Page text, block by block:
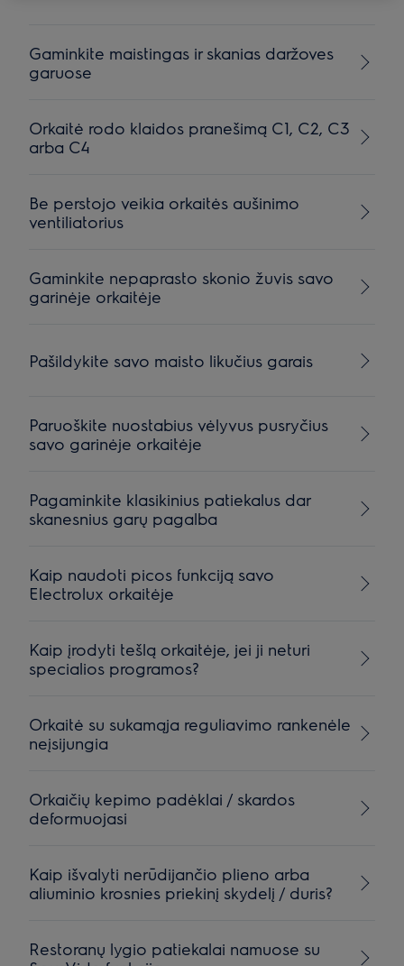
Gaminkite maistingas ir skanias daržoves
garuose
Orkaitė rodo klaidos pranešimą C1, C2, C3
arba C4
Be perstojo veikia orkaitės aušinimo
ventiliatorius
Gaminkite nepaprasto skonio žuvis savo
garinėje orkaitėje
Pašildykite savo maisto likučius garais
Paruoškite nuostabius vėlyvus pusryčius
savo garinėje orkaitėje
Pagaminkite klasikinius patiekalus dar
skanesnius garų pagalba
Kaip naudoti picos funkciją savo
Electrolux orkaitėje
Kaip įrodyti tešlą orkaitėje, jei ji neturi
specialios programos?
Orkaitė su sukamąja reguliavimo rankenėle
neįsijungia
Orkaičių kepimo padėklai / skardos
deformuojasi
Kaip išvalyti nerūdijančio plieno arba
aliuminio krosnies priekinį skydelį / duris?
Restoranų lygio patiekalai namuose su